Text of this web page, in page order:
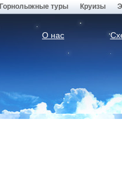
Горнолыжные туры Круизы
О нас